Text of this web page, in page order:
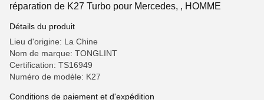
réparation de K27 Turbo pour Mercedes, , HOMME
Détails du produit
Lieu d'origine: La Chine
Nom de marque: TONGLINT
Certification: TS16949
Numéro de modèle: K27
Conditions de paiement et d'expédition